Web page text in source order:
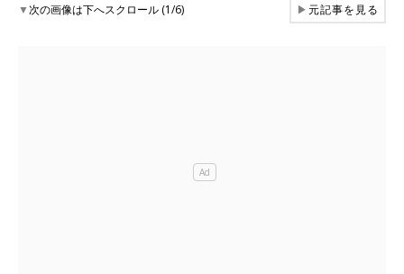
▼次の画像は下へスクロール (1/6) ▶元記事を見る